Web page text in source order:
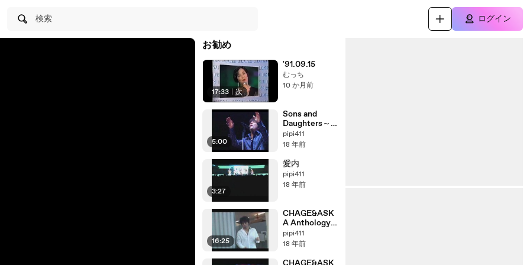
検索 ログイン
お勧め
17:33 次
'91.09.15
むっち
10 か月前
5:00
Sons and
Daughters～
それより僕が
伝えたいのは
pipi411
18 年前
3:27
愛内
pipi411
18 年前
16:25
CHAGE&ASK
A Anthology
「2003＞2004」
part8_3
pipi411
18 年前